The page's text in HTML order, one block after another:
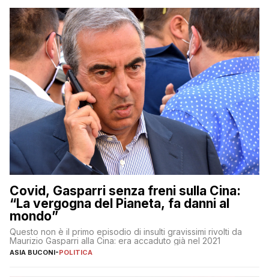
Covid, Gasparri senza freni sulla Cina:
“La vergogna del Pianeta, fa danni al
mondo”
Questo non è il primo episodio di insulti gravissimi rivolti da
Maurizio Gasparri alla Cina: era accaduto già nel 2021
ASIA BUCONI-POLITICA